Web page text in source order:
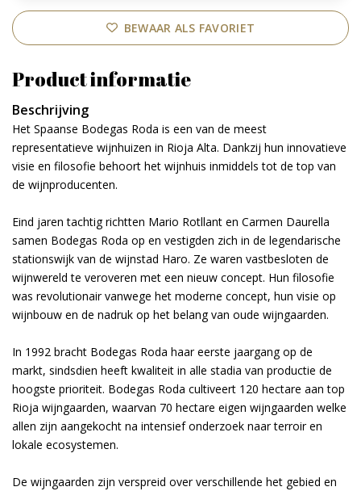
BEWAAR ALS FAVORIET
Product informatie
Beschrijving
Het Spaanse Bodegas Roda is een van de meest
representatieve wijnhuizen in Rioja Alta. Dankzij hun innovatieve
visie en filosofie behoort het wijnhuis inmiddels tot de top van
de wijnproducenten.
Eind jaren tachtig richtten Mario Rotllant en Carmen Daurella
samen Bodegas Roda op en vestigden zich in de legendarische
stationswijk van de wijnstad Haro. Ze waren vastbesloten de
wijnwereld te veroveren met een nieuw concept. Hun filosofie
was revolutionair vanwege het moderne concept, hun visie op
wijnbouw en de nadruk op het belang van oude wijngaarden.
In 1992 bracht Bodegas Roda haar eerste jaargang op de
markt, sindsdien heeft kwaliteit in alle stadia van productie de
hoogste prioriteit. Bodegas Roda cultiveert 120 hectare aan top
Rioja wijngaarden, waarvan 70 hectare eigen wijngaarden welke
allen zijn aangekocht na intensief onderzoek naar terroir en
lokale ecosystemen.
De wijngaarden zijn verspreid over verschillende het gebied en